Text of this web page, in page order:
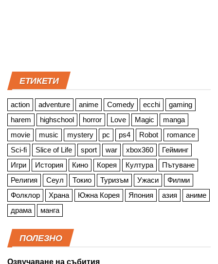
ЕТИКЕТИ
action adventure anime Comedy ecchi
gaming
harem
highschool horror Love Magic
manga
movie
music mystery pc ps4 Robot
romance
Sci-fi
Slice of Life sport war xbox360
Гейминг
Игри
История Кино Корея Култура
Пътуване
Религия
Сеул Токио Туризъм Ужаси
Филми
Фолклор
Храна Южна Корея Япония азия
аниме
драма
манга
ПОЛЕЗНО
Озвучаване на събития